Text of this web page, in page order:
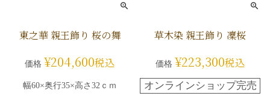
東之華 親王飾り 桜の舞
価格 ¥204,600税込
幅60×奥行35×高さ32ｃｍ
草木染 親王飾り 凜桜
価格 ¥223,300税込
オンラインショップ完売